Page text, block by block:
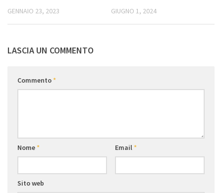
GENNAIO 23, 2023 GIUGNO 1, 2024
LASCIA UN COMMENTO
Commento*
Nome* Email*
Sito web